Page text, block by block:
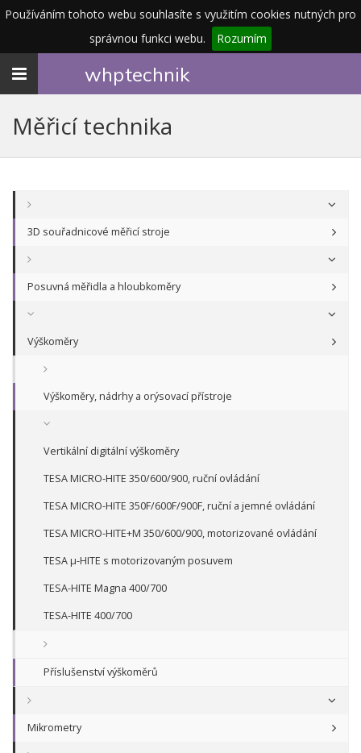
Používáním tohoto webu souhlasíte s využitím cookies nutných pro
správnou funkci webu.
Rozumím
Toggle
whptechnik
Měřicí technika
3D souřadnicové měřicí stroje
Posuvná měřidla a hloubkoměry
Výškoměry
Výškoměry, nádrhy a orýsovací přístroje
Vertikální digitální výškoměry
TESA MICRO-HITE 350/600/900, ruční ovládání
TESA MICRO-HITE 350F/600F/900F, ruční a jemné ovládání
TESA MICRO-HITE+M 350/600/900, motorizované ovládání
TESA µ-HITE s motorizovaným posuvem
TESA-HITE Magna 400/700
TESA-HITE 400/700
Příslušenství výškoměrů
Mikrometry